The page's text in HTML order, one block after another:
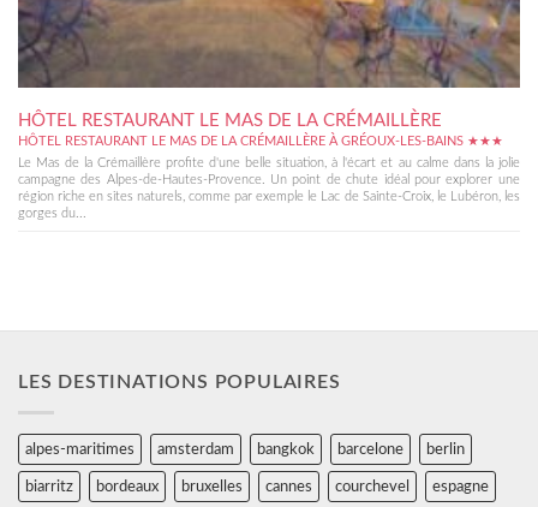
HÔTEL RESTAURANT LE MAS DE LA CRÉMAILLÈRE
HÔTEL RESTAURANT LE MAS DE LA CRÉMAILLÈRE À GRÉOUX-LES-BAINS ★★★
Le Mas de la Crémaillère profite d'une belle situation, à l'écart et au calme dans la jolie
campagne des Alpes-de-Hautes-Provence. Un point de chute idéal pour explorer une
région riche en sites naturels, comme par exemple le Lac de Sainte-Croix, le Lubéron, les
gorges du...
LES DESTINATIONS POPULAIRES
alpes-maritimes amsterdam bangkok barcelone berlin
biarritz bordeaux bruxelles cannes courchevel espagne